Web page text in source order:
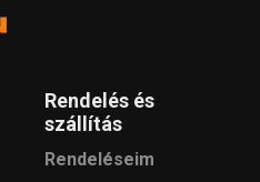
Rendelés és
szállítás
Rendeléseim